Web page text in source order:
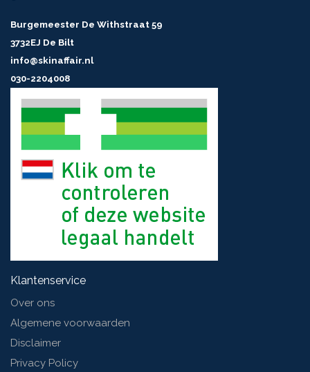
Burgemeester De Withstraat 59
3732EJ De Bilt
info@skinaffair.nl
030-2204008
Klantenservice
Over ons
Algemene voorwaarden
Disclaimer
Privacy Policy